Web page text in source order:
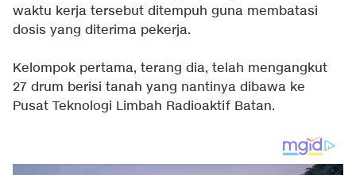
waktu kerja tersebut ditempuh guna membatasi
dosis yang diterima pekerja.
Kelompok pertama, terang dia, telah mengangkut
27 drum berisi tanah yang nantinya dibawa ke
Pusat Teknologi Limbah Radioaktif Batan.